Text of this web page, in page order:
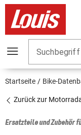
Suchbegriff
Startseite Bike-
Zurück zur
Ersatzteile und Zubehör